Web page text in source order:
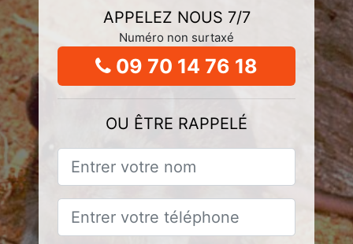
APPELEZ NOUS 7/7
Numéro non surtaxé
09 70 14 76 18
OU ÊTRE RAPPELÉ